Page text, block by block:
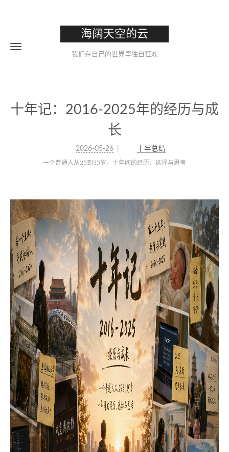
海阔天空的云
我们在自己的世界里独自狂欢
十年记：2016-2025年的经历与成
长
2026-05-26 十年总结
一个普通人从25到35岁，十年间的经历、选择与思考